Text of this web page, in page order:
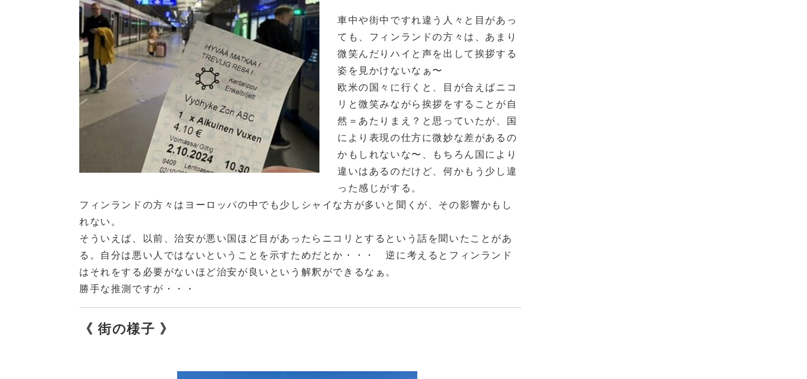
車中や街中ですれ違う人々と目があっ
ても、フィンランドの方々は、あまり
微笑んだりハイと声を出して挨拶する
姿を見かけないなぁ〜
欧米の国々に行くと、目が合えばニコ
リと微笑みながら挨拶をすることが自
然＝あたりまえ？と思っていたが、国
により表現の仕方に微妙な差があるの
かもしれないな〜、もちろん国により
違いはあるのだけど、何かもう少し違
った感じがする。
フィンランドの方々はヨーロッパの中でも少しシャイな方が多いと聞くが、その影響かもし
れない。
そういえば、以前、治安が悪い国ほど目があったらニコリとするという話を聞いたことがあ
る。自分は悪い人ではないということを示すためだとか・・・ 逆に考えるとフィンランド
はそれをする必要がないほど治安が良いという解釈ができるなぁ。
勝手な推測ですが・・・
《 街の様子 》